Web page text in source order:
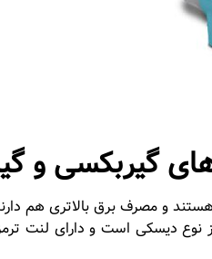
گیربکسی و
و مصرف برق بالاتری هم
نوع دیسکی است و دارای لنت